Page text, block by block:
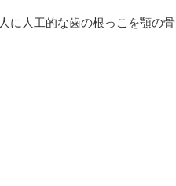
人に人工的な歯の根っこを顎の